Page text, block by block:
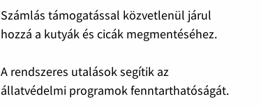
Számlás támogatással közvetlenül járul
hozzá a kutyák és cicák megmentéséhez.
A rendszeres utalások segítik az
állatvédelmi programok fenntarthatóságát.